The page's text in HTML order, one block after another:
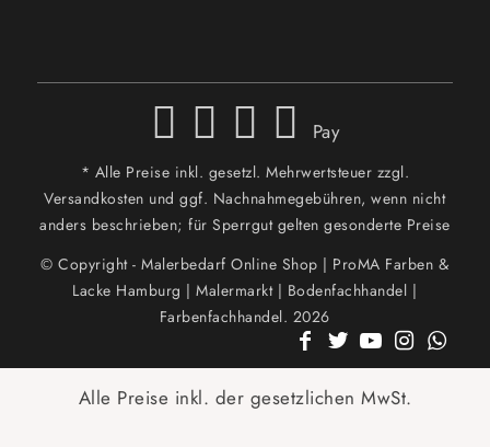
Pay
* Alle Preise inkl. gesetzl. Mehrwertsteuer zzgl.
Versandkosten und ggf. Nachnahmegebühren, wenn nicht
anders beschrieben; für Sperrgut gelten gesonderte Preise
© Copyright - Malerbedarf Online Shop | ProMA Farben &
Lacke Hamburg | Malermarkt | Bodenfachhandel |
Farbenfachhandel. 2026
Alle Preise inkl. der gesetzlichen MwSt.